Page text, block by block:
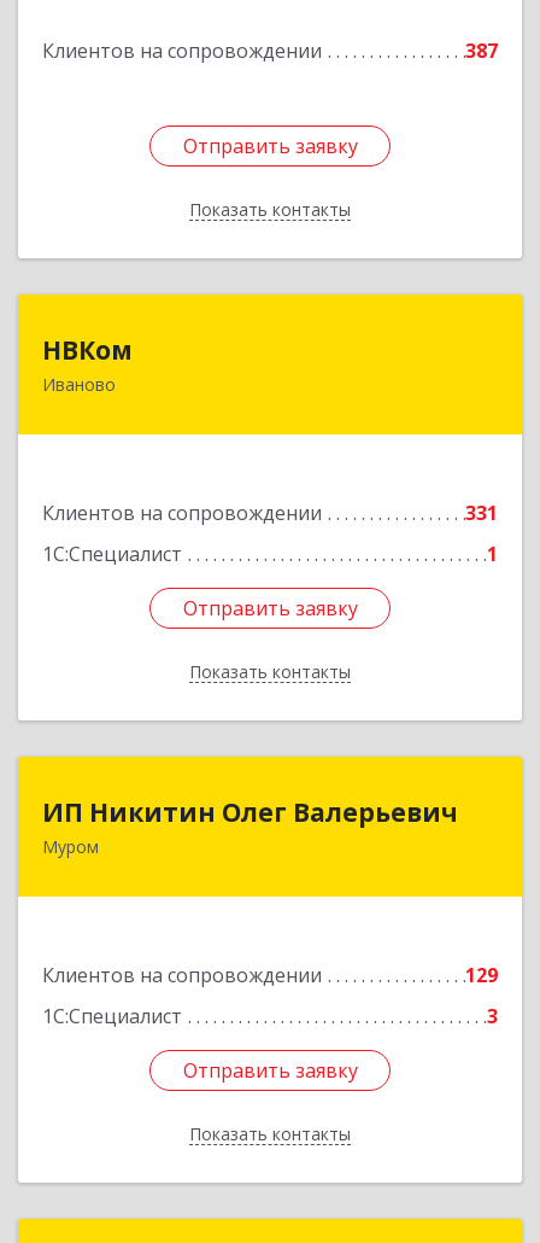
Клиентов на сопровождении 387
Отправить заявку
Показать контакты
Отправить заявку
Назад
НВКом
Иваново
Клиентов на сопровождении
331
1С:Специалист
1
Отправить заявку
Показать контакты
153000, Ивановская обл, Иваново г, Аптечный
Отправить заявку
Назад
ИП Никитин Олег Валерьевич
Муром
Клиентов на сопровождении
129
1С:Специалист
3
Отправить заявку
Показать контакты
Отправить заявку
Назад